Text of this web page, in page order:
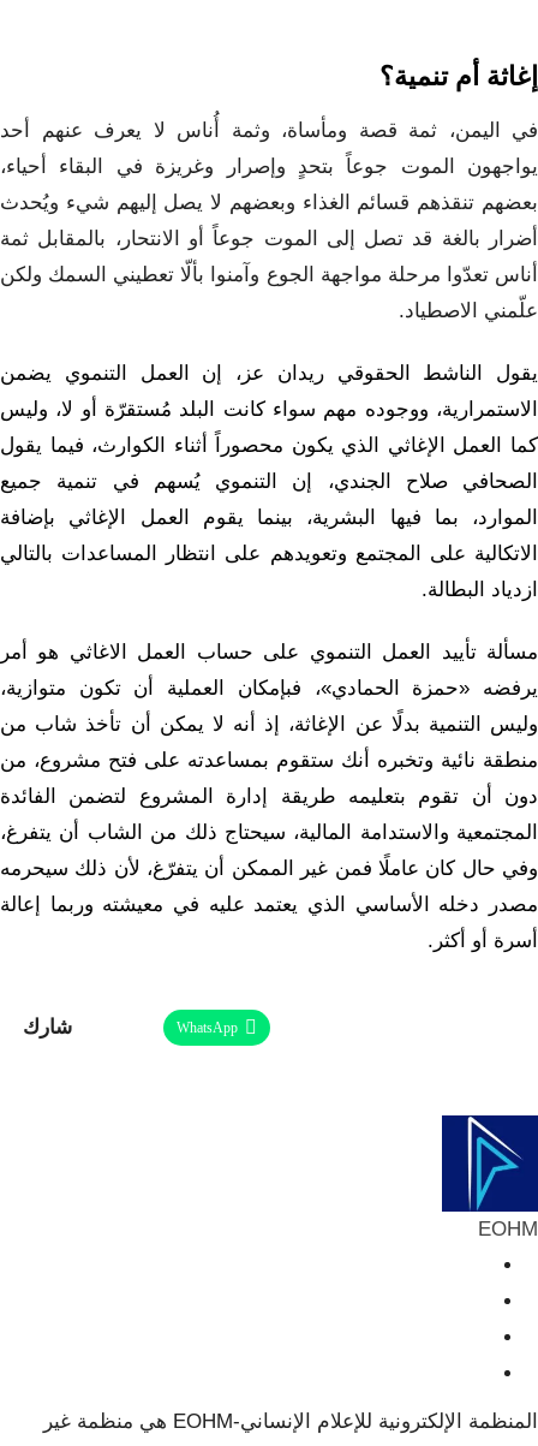
إغاثة أم تنمية؟
في اليمن، ثمة قصة ومأساة، وثمة أُناس لا يعرف عنهم أحد
يواجهون الموت جوعاً بتحدٍ وإصرار وغريزة في البقاء أحياء،
بعضهم تنقذهم قسائم الغذاء وبعضهم لا يصل إليهم شيء ويُحدث
أضرار بالغة قد تصل إلى الموت جوعاً أو الانتحار، بالمقابل ثمة
أناس تعدّوا مرحلة مواجهة الجوع وآمنوا بألّا تعطيني السمك ولكن
علّمني الاصطياد.
يقول الناشط الحقوقي ريدان عز، إن العمل التنموي يضمن
الاستمرارية، ووجوده مهم سواء كانت البلد مُستقرّة أو لا، وليس
كما العمل الإغاثي الذي يكون محصوراً أثناء الكوارث، فيما يقول
الصحافي صلاح الجندي، إن التنموي يُسهم في تنمية جميع
الموارد، بما فيها البشرية، بينما يقوم العمل الإغاثي بإضافة
الاتكالية على المجتمع وتعويدهم على انتظار المساعدات بالتالي
ازدياد البطالة.
مسألة تأييد العمل التنموي على حساب العمل الاغاثي هو أمر
يرفضه «حمزة الحمادي»، فبإمكان العملية أن تكون متوازية،
وليس التنمية بدلًا عن الإغاثة، إذ أنه لا يمكن أن تأخذ شاب من
منطقة نائية وتخبره أنك ستقوم بمساعدته على فتح مشروع، من
دون أن تقوم بتعليمه طريقة إدارة المشروع لتضمن الفائدة
المجتمعية والاستدامة المالية، سيحتاج ذلك من الشاب أن يتفرغ،
وفي حال كان عاملًا فمن غير الممكن أن يتفرّغ، لأن ذلك سيحرمه
مصدر دخله الأساسي الذي يعتمد عليه في معيشته وربما إعالة
أسرة أو أكثر.
شارك WhatsApp
EOHM
المنظمة الإلكترونية للإعلام الإنساني-EOHM هي منظمة غير